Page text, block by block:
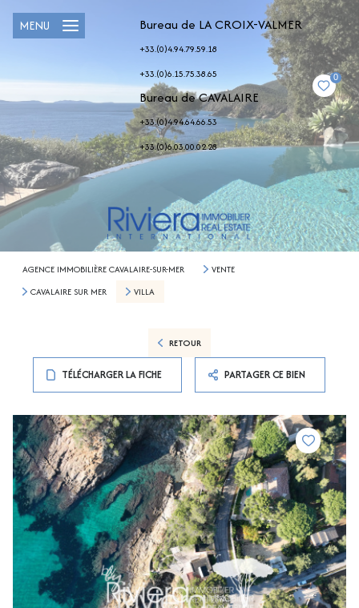
Bureau de LA CROIX-VALMER
+33.(0)4.94.79.59.18
+33.(0)6.15.75.38.65
Bureau de CAVALAIRE
+33.(0)4.94.64.66.53
+33.(0)6.03.00.02.28
0
MENU
AGENCE IMMOBILIÈRE CAVALAIRE-SUR-MER
VENTE
CAVALAIRE SUR MER
VILLA
RETOUR
TÉLÉCHARGER LA FICHE PARTAGER CE BIEN